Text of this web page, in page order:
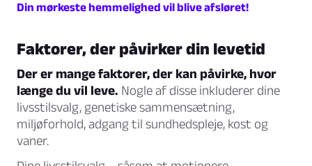
Din mørkeste hemmelighed vil blive afsløret!
Faktorer, der påvirker din levetid
Der er mange faktorer, der kan påvirke, hvor
længe du vil leve. Nogle af disse inkluderer dine
livsstilsvalg, genetiske sammensætning,
miljøforhold, adgang til sundhedspleje, kost og
vaner.